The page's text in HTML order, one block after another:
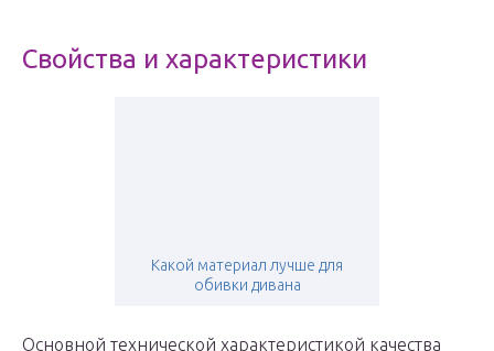
Свойства и характеристики
Какой материал лучше для
обивки дивана
Основной технической характеристикой качества